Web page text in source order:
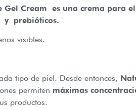
Gel Cream es una crema para
y prebióticos.
visibles.
tipo de piel. Desde entonces,
permiten máximas
productos.